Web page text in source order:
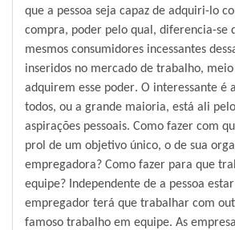
que a pessoa seja capaz de adquiri-lo
compra, poder pelo qual, diferencia-se
mesmos consumidores incessantes
inseridos no mercado de trabalho,
adquirem esse poder. O interessante é
todos, ou a grande maioria, está ali
aspirações pessoais. Como fazer com
prol de um objetivo único, o de sua
empregadora? Como fazer para que
equipe? Independente de a pessoa
empregador terá que trabalhar com
famoso trabalho em equipe. As